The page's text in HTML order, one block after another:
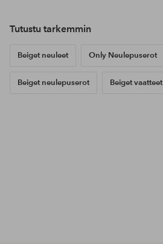
Tutustu tarkemmin
Beiget neuleet Only Neulepuserot
Beiget neulepuserot Beiget vaatteet